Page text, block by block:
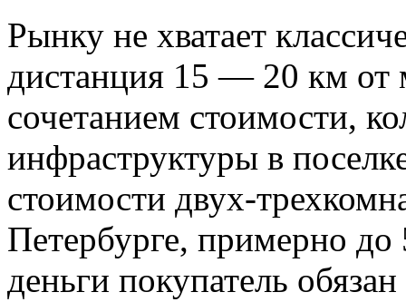
Рынку не хватает
дистанция 15 — 20 км от
сочетанием стоимости,
инфраструктуры в
стоимости двух-
Петербурге, примерно
деньги покупатель